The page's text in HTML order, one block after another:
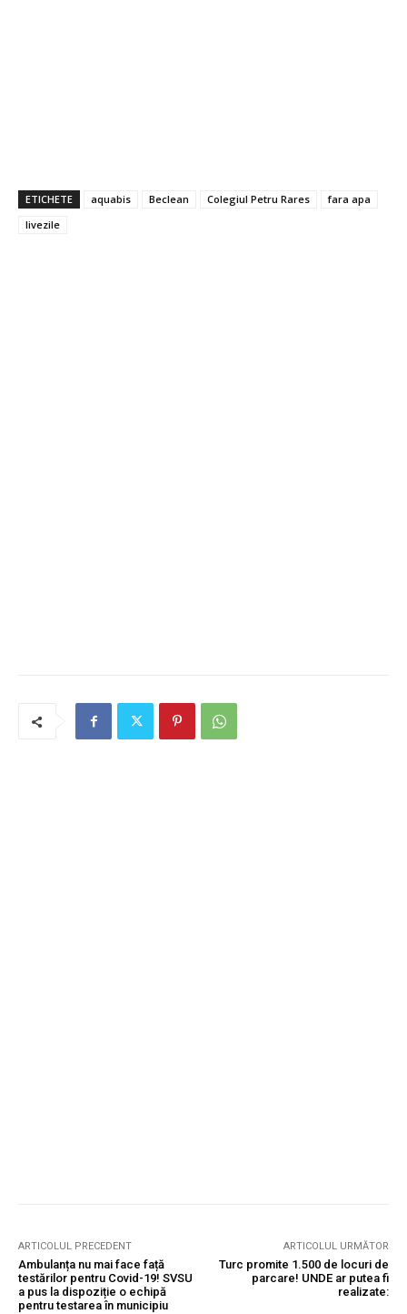
ETICHETE aquabis Beclean Colegiul Petru Rares
fara apa
livezile
ARTICOLUL PRECEDENT
Ambulanța nu mai face față
testărilor pentru Covid-19! SVSU
a pus la dispoziție o echipă
pentru testarea în municipiu
ARTICOLUL URMĂTOR
Turc promite 1.500 de locuri de
parcare! UNDE ar putea fi
realizate: